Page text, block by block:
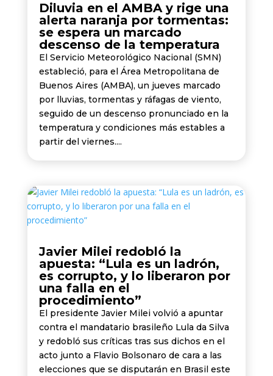
Diluvia en el AMBA y rige una
alerta naranja por tormentas:
se espera un marcado
descenso de la temperatura
El Servicio Meteorológico Nacional (SMN)
estableció, para el Área Metropolitana de
Buenos Aires (AMBA), un jueves marcado
por lluvias, tormentas y ráfagas de viento,
seguido de un descenso pronunciado en la
temperatura y condiciones más estables a
partir del viernes....
Javier Milei redobló la
apuesta: “Lula es un ladrón,
es corrupto, y lo liberaron por
una falla en el
procedimiento”
El presidente Javier Milei volvió a apuntar
contra el mandatario brasileño Lula da Silva
y redobló sus críticas tras sus dichos en el
acto junto a Flavio Bolsonaro de cara a las
elecciones que se disputarán en Brasil este